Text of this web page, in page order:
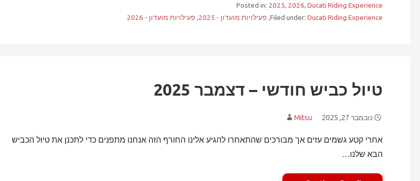
Posted in: 2025, 2026,Ducati Riding Experience
Filed under:Ducati Riding Experience
, פעילויות מועדון - 2025 , פעילויות מועדון - 2026
טיול כביש חודשי – דצמבר 2025
נובמבר 27, 2025 Mitsu
אחרי קטע גשמים עזים אך מבורכים שהתאחרו להגיע אלינו החורף הזה אנחנו מתפנים כדי לתכנן את טיול הכביש
הבא שלנו…